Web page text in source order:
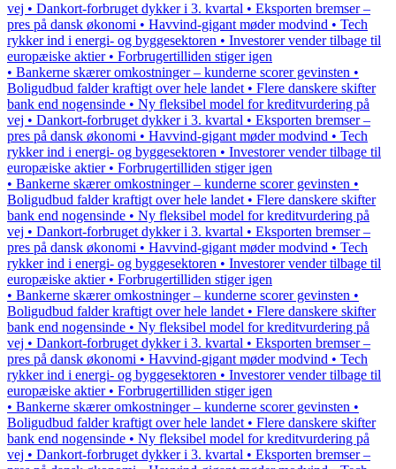
vej • Dankort-forbruget dykker i 3. kvartal • Eksporten bremser –
pres på dansk økonomi • Havvind-gigant møder modvind • Tech
rykker ind i energi- og byggesektoren • Investorer vender tilbage til
europæiske aktier • Forbrugertilliden stiger igen
• Bankerne skærer omkostninger – kunderne scorer gevinsten •
Boligudbud falder kraftigt over hele landet • Flere danskere skifter
bank end nogensinde • Ny fleksibel model for kreditvurdering på
vej • Dankort-forbruget dykker i 3. kvartal • Eksporten bremser –
pres på dansk økonomi • Havvind-gigant møder modvind • Tech
rykker ind i energi- og byggesektoren • Investorer vender tilbage til
europæiske aktier • Forbrugertilliden stiger igen
• Bankerne skærer omkostninger – kunderne scorer gevinsten •
Boligudbud falder kraftigt over hele landet • Flere danskere skifter
bank end nogensinde • Ny fleksibel model for kreditvurdering på
vej • Dankort-forbruget dykker i 3. kvartal • Eksporten bremser –
pres på dansk økonomi • Havvind-gigant møder modvind • Tech
rykker ind i energi- og byggesektoren • Investorer vender tilbage til
europæiske aktier • Forbrugertilliden stiger igen
• Bankerne skærer omkostninger – kunderne scorer gevinsten •
Boligudbud falder kraftigt over hele landet • Flere danskere skifter
bank end nogensinde • Ny fleksibel model for kreditvurdering på
vej • Dankort-forbruget dykker i 3. kvartal • Eksporten bremser –
pres på dansk økonomi • Havvind-gigant møder modvind • Tech
rykker ind i energi- og byggesektoren • Investorer vender tilbage til
europæiske aktier • Forbrugertilliden stiger igen
• Bankerne skærer omkostninger – kunderne scorer gevinsten •
Boligudbud falder kraftigt over hele landet • Flere danskere skifter
bank end nogensinde • Ny fleksibel model for kreditvurdering på
vej • Dankort-forbruget dykker i 3. kvartal • Eksporten bremser –